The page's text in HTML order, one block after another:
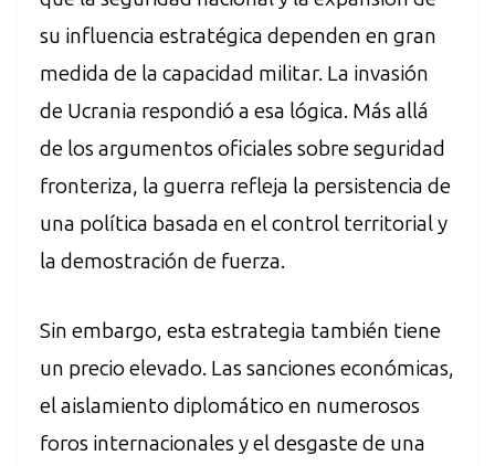
su influencia estratégica dependen en gran
medida de la capacidad militar. La invasión
de Ucrania respondió a esa lógica. Más allá
de los argumentos oficiales sobre seguridad
fronteriza, la guerra refleja la persistencia de
una política basada en el control territorial y
la demostración de fuerza.
Sin embargo, esta estrategia también tiene
un precio elevado. Las sanciones económicas,
el aislamiento diplomático en numerosos
foros internacionales y el desgaste de una